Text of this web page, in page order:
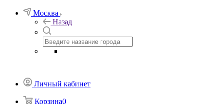
Москва
Назад
Личный кабинет
Корзина0